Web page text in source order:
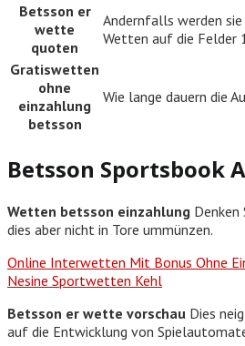
Betsson er
wette
quoten
Andernfalls werden
Wetten auf die Felder
Gratiswetten
ohne
einzahlung
betsson
Wie lange dauern die
Betsson Sportsbook
Wetten betsson einzahlung Denken
dies aber nicht in Tore ummünzen.
Online Interwetten Mit Bonus Ohne
Nesine Sportwetten Kehl
Betsson er wette vorschau Dies
auf die Entwicklung von